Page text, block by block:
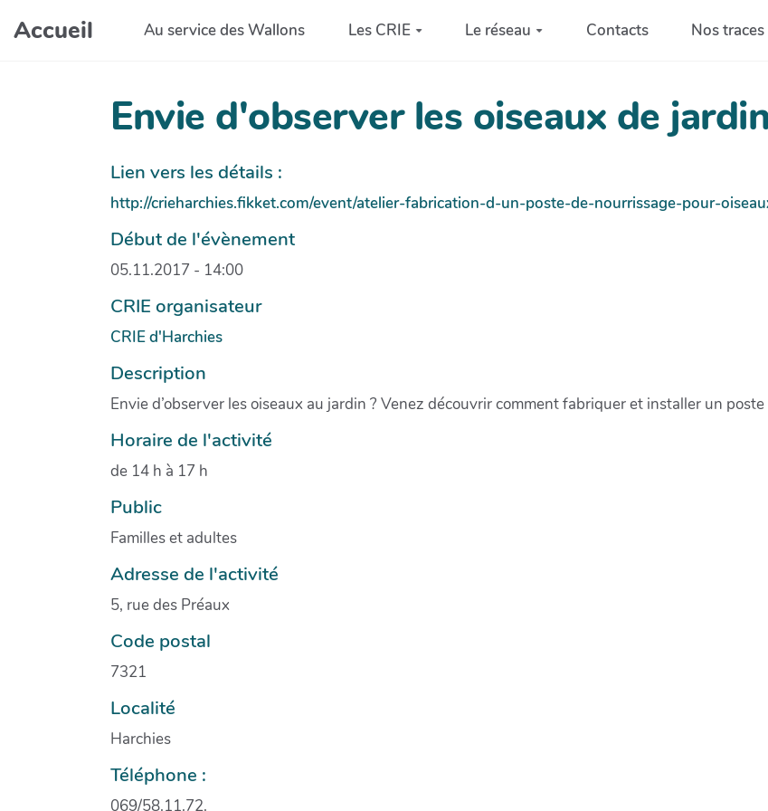
Aller au contenu principal
Accueil Au service des Wallons Les CRIE Le réseau Contacts Nos traces
Envie d'observer les oiseaux de
Lien vers les détails :
http://crieharchies.fikket.com/event/atelier-fabrication-d-un-poste-de-nourrissage-pour-
Début de l'évènement
05.11.2017 - 14:00
CRIE organisateur
CRIE d'Harchies
Description
Envie d’observer les oiseaux au jardin ? Venez découvrir comment fabriquer et installer un
Horaire de l'activité
de 14 h à 17 h
Public
Familles et adultes
Adresse de l'activité
5, rue des Préaux
Code postal
7321
Localité
Harchies
Téléphone :
069/58.11.72.